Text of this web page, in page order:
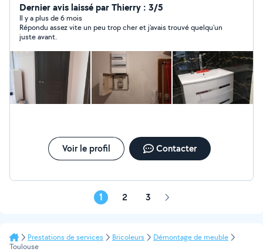
Dernier avis laissé par Thierry : 3/5
Il y a plus de 6 mois
Répondu assez vite un peu trop cher et j’avais trouvé quelqu’un
juste avant.
Voir le profil Contacter
1 2 3 Page
Prestations de services Bricoleurs
Démontage de meuble
Toulouse